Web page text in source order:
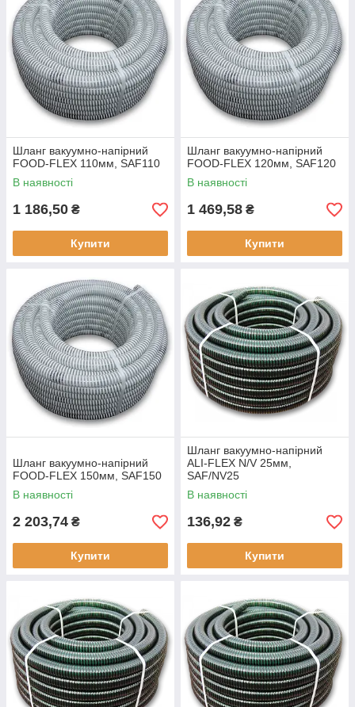
Шланг вакуумно-напірний
FOOD-FLEX 110мм, SAF110
В наявності
1 186,50 ₴
Купити
Шланг вакуумно-напірний
FOOD-FLEX 120мм, SAF120
В наявності
1 469,58 ₴
Купити
Шланг вакуумно-напірний
FOOD-FLEX 150мм, SAF150
В наявності
2 203,74 ₴
Купити
Шланг вакуумно-напірний
ALI-FLEX N/V 25мм,
SAF/NV25
В наявності
136,92 ₴
Купити